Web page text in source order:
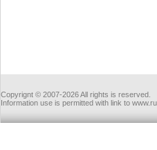
Copyrignt © 2007-2026 All rights is reserved.
Information use is permitted with link to